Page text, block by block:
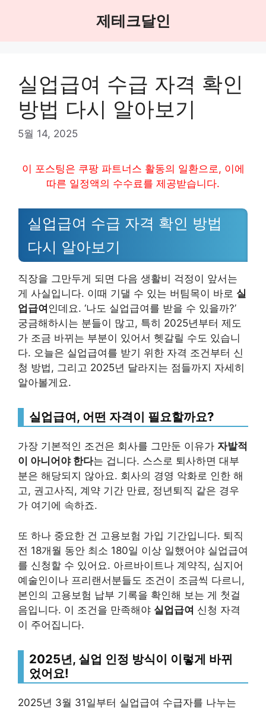
제테크달인
실업급여 수급 자격 확인
방법 다시 알아보기
5월 14, 2025
이 포스팅은 쿠팡 파트너스 활동의 일환으로, 이에
따른 일정액의 수수료를 제공받습니다.
실업급여 수급 자격 확인 방법
다시 알아보기
직장을 그만두게 되면 다음 생활비 걱정이 앞서는
게 사실입니다. 이때 기댈 수 있는 버팀목이 바로 실
업급여 인데요. ‘나도 실업급여를 받을 수 있을까?’
궁금해하시는 분들이 많고, 특히 2025년부터 제도
가 조금 바뀌는 부분이 있어서 헷갈릴 수도 있습니
다. 오늘은 실업급여를 받기 위한 자격 조건부터 신
청 방법, 그리고 2025년 달라지는 점들까지 자세히
알아볼게요.
실업급여, 어떤 자격이 필요할까요?
가장 기본적인 조건은 회사를 그만둔 이유가 자발적
이 아니어야 한다는 겁니다. 스스로 퇴사하면 대부
분은 해당되지 않아요. 회사의 경영 악화로 인한 해
고, 권고사직, 계약 기간 만료, 정년퇴직 같은 경우
가 여기에 속하죠.
또 하나 중요한 건 고용보험 가입 기간입니다. 퇴직
전 18개월 동안 최소 180일 이상 일했어야 실업급여
를 신청할 수 있어요. 아르바이트나 계약직, 심지어
예술인이나 프리랜서분들도 조건이 조금씩 다르니,
본인의 고용보험 납부 기록을 확인해 보는 게 첫걸
음입니다. 이 조건을 만족해야 실업급여 신청 자격
이 주어집니다.
2025년, 실업 인정 방식이 이렇게 바뀌
었어요!
2025년 3월 31일부터 실업급여 수급자를 나누는